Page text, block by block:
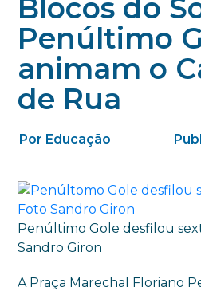
Blocos do
Penúltimo
animam o
de Rua
Por Educação
Penúltimo Gole desfilou
Sandro Giron
A Praça Marechal Floriano